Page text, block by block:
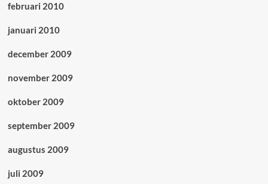
februari 2010
januari 2010
december 2009
november 2009
oktober 2009
september 2009
augustus 2009
juli 2009